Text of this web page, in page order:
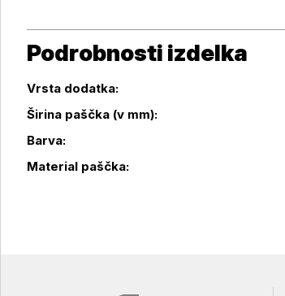
Podrobnosti izdelka
Podrobnosti izdelka
Vrsta dodatka:
Širina paščka (v mm):
Barva:
Material paščka: